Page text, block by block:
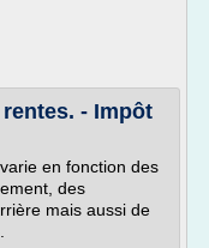
- Impôt
en fonction des
des
mais aussi de